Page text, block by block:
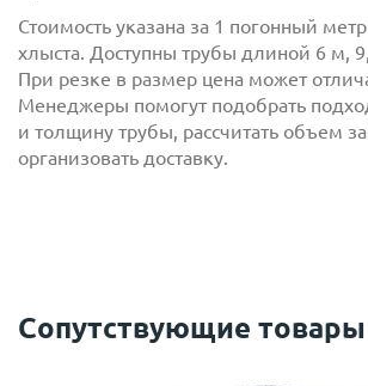
Стоимость указана за 1 погонный
хлыста. Доступны трубы длиной 6 м,
При резке в размер цена может
Менеджеры помогут подобрать
и толщину трубы, рассчитать объем
организовать доставку.
Сопутствующие товары